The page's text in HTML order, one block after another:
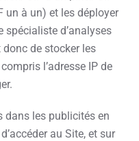
un à un) et les déployer
spécialiste d’analyses
de stocker les
l’adresse IP de
dans les publicités en
au Site, et sur